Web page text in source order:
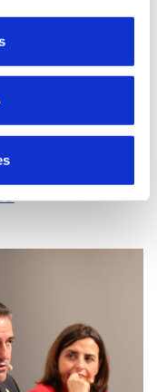
consultar
Cookies